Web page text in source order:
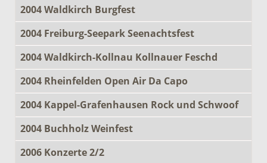
2004 Waldkirch Burgfest
2004 Freiburg-Seepark Seenachtsfest
2004 Waldkirch-Kollnau Kollnauer Feschd
2004 Rheinfelden Open Air Da Capo
2004 Kappel-Grafenhausen Rock und Schwoof
2004 Buchholz Weinfest
2006 Konzerte 2/2